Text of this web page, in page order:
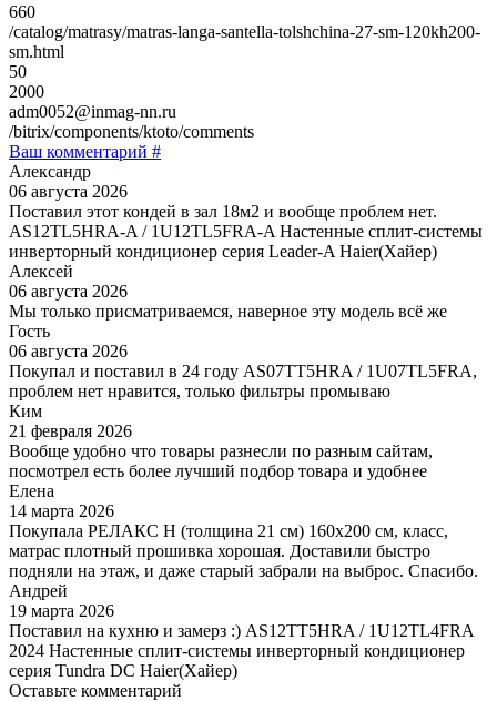
660
/catalog/matrasy/matras-langa-santella-tolshchina-27-sm-120kh200-
sm.html
50
2000
adm0052@inmag-nn.ru
/bitrix/components/ktoto/comments
Ваш комментарий #
Александр
06 августа 2026
Поставил этот кондей в зал 18м2 и вообще проблем нет.
AS12TL5HRA-A / 1U12TL5FRA-A Настенные сплит-системы
инверторный кондиционер серия Leader-A Haier(Хайер)
Алексей
06 августа 2026
Мы только присматриваемся, наверное эту модель всё же
Гость
06 августа 2026
Покупал и поставил в 24 году AS07TT5HRA / 1U07TL5FRA,
проблем нет нравится, только фильтры промываю
Ким
21 февраля 2026
Вообще удобно что товары разнесли по разным сайтам,
посмотрел есть более лучший подбор товара и удобнее
Елена
14 марта 2026
Покупала РЕЛАКС Н (толщина 21 см) 160х200 см, класс,
матрас плотный прошивка хорошая. Доставили быстро
подняли на этаж, и даже старый забрали на выброс. Спасибо.
Андрей
19 марта 2026
Поставил на кухню и замерз :) AS12TT5HRA / 1U12TL4FRA
2024 Настенные сплит-системы инверторный кондиционер
серия Tundra DC Haier(Хайер)
Оставьте комментарий